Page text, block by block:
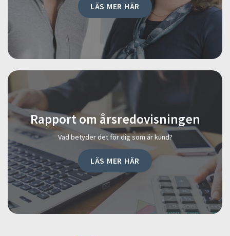
LÄS MER HÄR
Rapport om årsredovisningen
Vad betyder det för dig som är kund?
LÄS MER HÄR